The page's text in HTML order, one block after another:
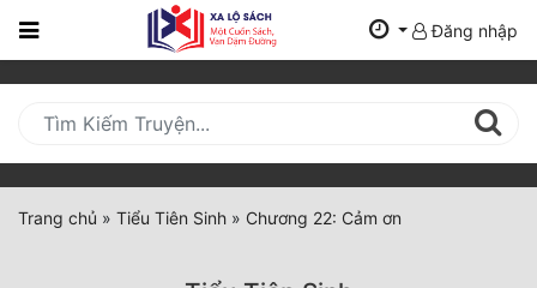
Trang
Mới
Cập
Nhật
(current)
Đăng nhập
Trang chủ » Tiểu Tiên Sinh » Chương 22: Cảm ơn